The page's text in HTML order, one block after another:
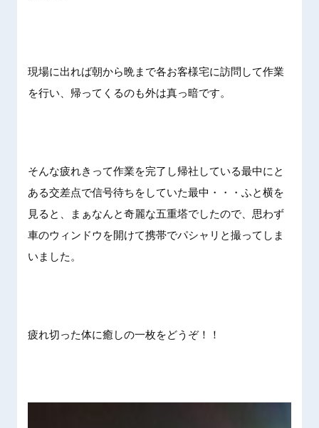
現場に出れば朝から晩まで各お客様宅に訪問して作業
を行い、帰ってくるのも外は真っ暗です。
そんな疲れきって作業を完了し帰社している最中にと
ある交差点で信号待ちをしていた最中・・・ふと横を
見ると、まぁなんと奇麗な五重塔でしたので、思わず
車のウィンドウを開けて携帯でパシャリと撮ってしま
いました。
疲れ切った体に癒しの一枚をどうぞ！！